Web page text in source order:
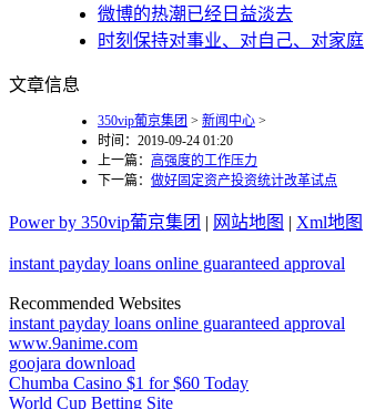
微博的热潮已经日益淡去
时刻保持对事业、对自己、对家庭
文章信息
350vip葡京集团 > 新闻中心 >
时间：2019-09-24 01:20
上一篇： 高强度的工作压力
下一篇： 做好固定资产投资统计改革试点
Power by 350vip葡京集团 | 网站地图 | Xml地图
instant payday loans online guaranteed approval
Recommended Websites
instant payday loans online guaranteed approval
www.9anime.com
goojara download
Chumba Casino $1 for $60 Today
World Cup Betting Site